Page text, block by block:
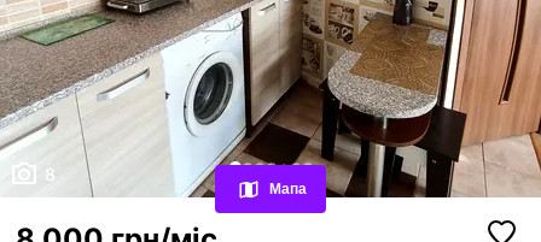
Обрані оголошення
Переглянуті оголошення
8
Мапа